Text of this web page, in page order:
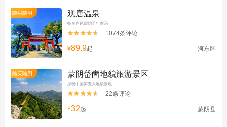
随买随用 观唐温泉
畅享唐风儒韵千年古汤

 1074条评论
¥89.9起 河东区
随买随用 蒙阴岱崮地貌旅游景区
探秘中国第五大地貌景观

 22条评论
¥32起 蒙阴县